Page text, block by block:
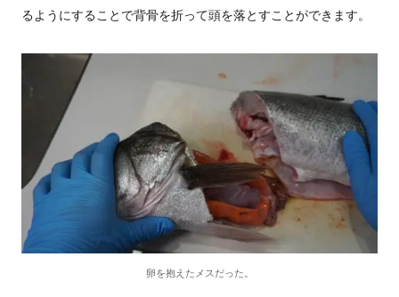
るようにすることで背骨を折って頭を落とすことができます。
卵を抱えたメスだった。